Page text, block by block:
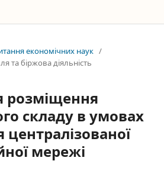
економічних наук /
та біржова діяльність
розміщення
складу в умовах
мережі